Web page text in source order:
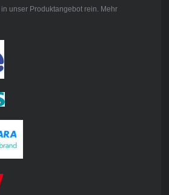
unser Produktangebot rein. Mehr